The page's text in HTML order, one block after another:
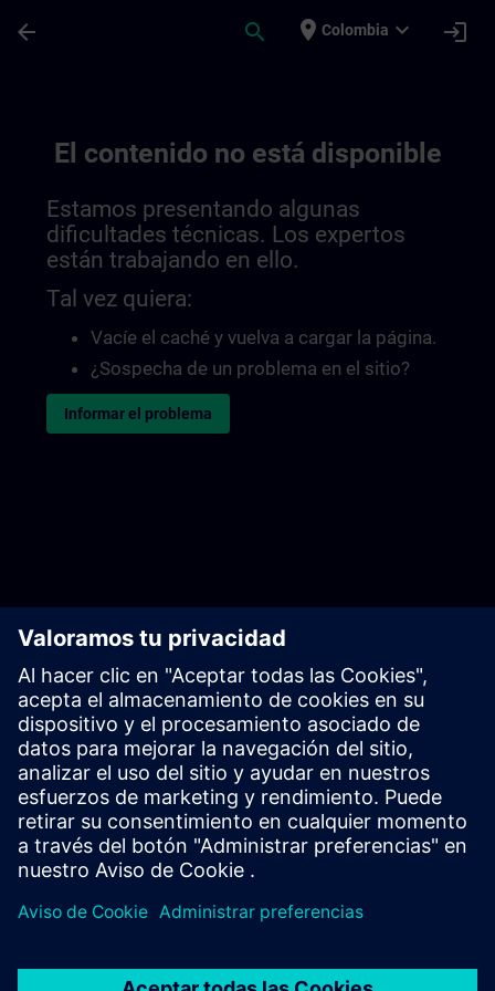
arrow_back search place Colombia expand_more login
El contenido no está disponible
Estamos presentando algunas
dificultades técnicas. Los expertos
están trabajando en ello.
Tal vez quiera:
Vacíe el caché y vuelva a cargar la página.
¿Sospecha de un problema en el sitio?
Informar el problema